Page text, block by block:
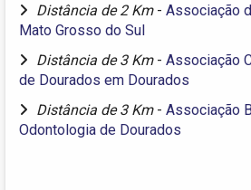
Distância de 2 Km - Associação
Mato Grosso do Sul
Distância de 3 Km - Associação
de Dourados em Dourados
Distância de 3 Km - Associação
Odontologia de Dourados